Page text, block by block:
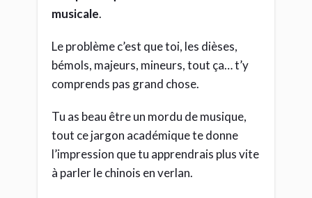
musicale.
Le problème c’est que toi, les dièses,
bémols, majeurs, mineurs, tout ça… t’y
comprends pas grand chose.
Tu as beau être un mordu de musique,
tout ce jargon académique te donne
l’impression que tu apprendrais plus vite
à parler le chinois en verlan.